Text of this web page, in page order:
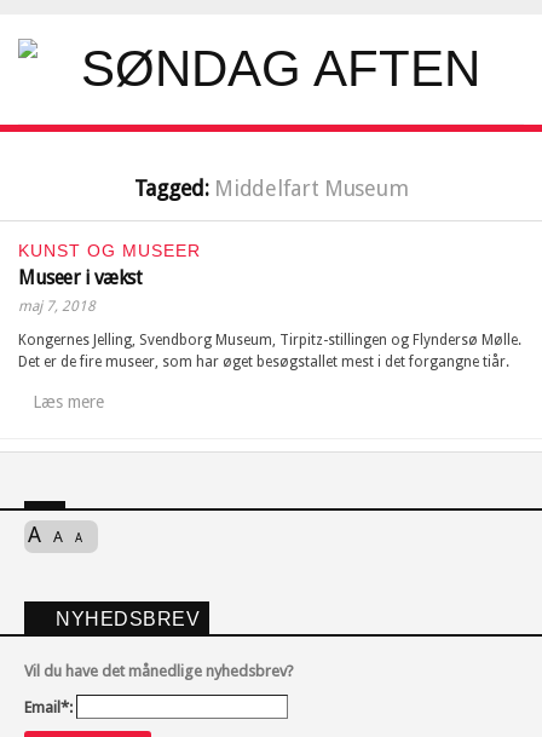
Tagged: Middelfart Museum
KUNST OG MUSEER
Museer i vækst
maj 7, 2018
Kongernes Jelling, Svendborg Museum, Tirpitz-stillingen og Flyndersø Mølle.
Det er de fire museer, som har øget besøgstallet mest i det forgangne tiår.
Læs mere
A A A
NYHEDSBREV
Vil du have det månedlige nyhedsbrev?
Email*: